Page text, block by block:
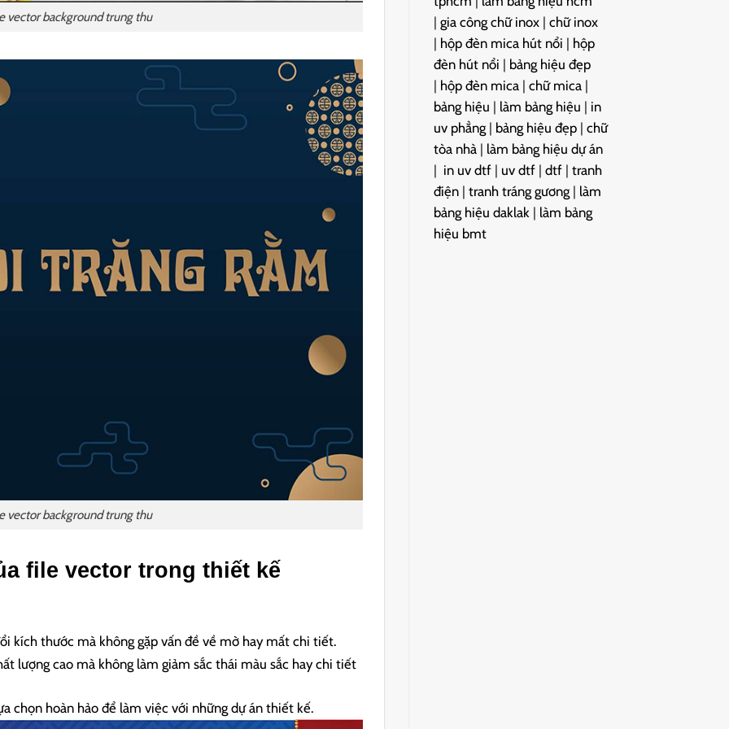
vector background trung thu
vector background trung thu
file vector trong thiết kế
kích thước mà không gặp vấn đề về mờ hay mất chi tiết.
lượng cao mà không làm giảm sắc thái màu sắc hay chi tiết
chọn hoàn hảo để làm việc với những dự án thiết kế.
| gia công chữ inox| chữ inox
| hộp đèn mica hút nổi | hộp
đèn hút nổi | bảng hiệu đẹp
| hộp đèn mica| chữ mica|
bảng hiệu | làm bảng hiệu | in
uv phẳng| bảng hiệu đẹp| chữ
tòa nhà| làm bảng hiệu dự án
| in uv dtf| uv dtf| dtf| tranh
điện| tranh tráng gương| làm
bảng hiệu daklak| làm bảng
hiệu bmt